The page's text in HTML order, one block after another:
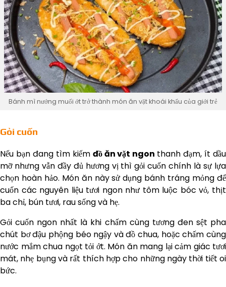
Bánh mì nướng muối ớt trở thành món ăn vặt khoái khẩu của giới trẻ
Gỏi cuốn
Nếu bạn đang tìm kiếm đồ ăn vặt ngon thanh đạm, ít dầu
mỡ nhưng vẫn đầy đủ hương vị thì gỏi cuốn chính là sự lựa
chọn hoàn hảo. Món ăn này sử dụng bánh tráng mỏng để
cuốn các nguyên liệu tươi ngon như tôm luộc bóc vỏ, thịt
ba chỉ, bún tươi, rau sống và hẹ.
Gỏi cuốn ngon nhất là khi chấm cùng tương đen sệt pha
chút bơ đậu phộng béo ngậy và đồ chua, hoặc chấm cùng
nước mắm chua ngọt tỏi ớt. Món ăn mang lại cảm giác tươi
mát, nhẹ bụng và rất thích hợp cho những ngày thời tiết oi
bức.